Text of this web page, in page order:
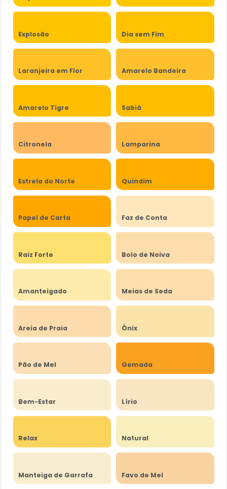
Explosão Dia sem Fim
Laranjeira em Flor Amarelo Bandeira
Amarelo Tigre Sabiá
Citronela Lamparina
Estrela do Norte Quindim
Papel de Carta Faz de Conta
Raiz Forte Bolo de Noiva
Amanteigado Meias de Seda
Areia de Praia Ônix
Pão de Mel Gemada
Bem-Estar Lírio
Relax Natural
Manteiga de Garrafa Favo de Mel